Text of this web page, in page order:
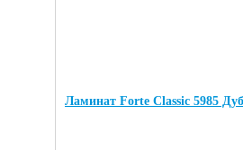
Ламинат Forte Classic 5985